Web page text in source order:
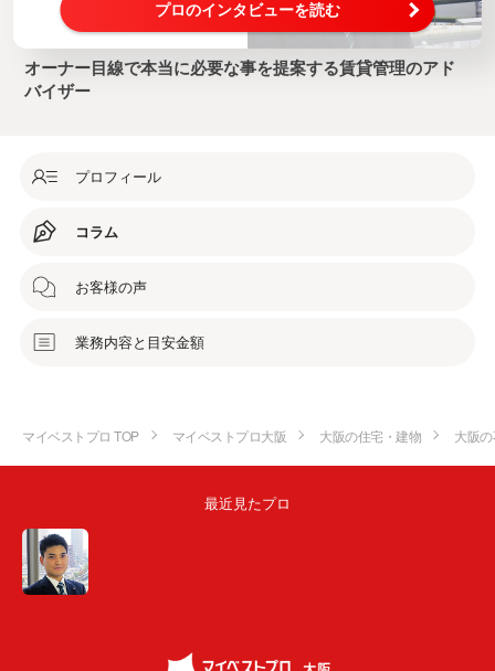
プロのインタビューを読む
オーナー目線で本当に必要な事を提案する賃貸管理のアド
バイザー
プロフィール
コラム
お客様の声
業務内容と目安金額
マイベストプロ TOP マイベストプロ大阪 大阪の住宅・建物 大阪
最近見たプロ